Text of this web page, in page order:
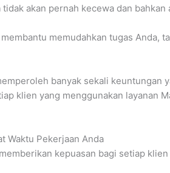
akan pernah kecewa dan
memudahkan tugas Anda,
banyak sekali keuntungan
klien yang menggunakan layanan
Waktu Pekerjaan Anda
kepuasan bagi setiap